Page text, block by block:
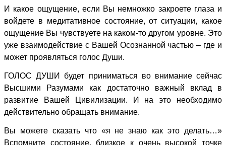
И какое ощущение, если Вы немножко закроете глаза и
войдете в медитативное состояние, от ситуации, какое
ощущение Вы чувствуете на каком-то другом уровне. Это
уже взаимодействие с Вашей Осознанной частью – где и
может проявляться голос Души.
ГОЛОС ДУШИ будет приниматься во внимание сейчас
Высшими Разумами как достаточно важный вклад в
развитие Вашей Цивилизации. И на это необходимо
действительно обращать внимание.
Вы можете сказать что «я не знаю как это делать…»
Вспомните состояние, близкое к очень высокой точке